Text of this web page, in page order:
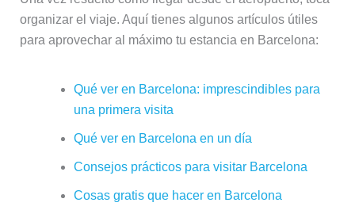
organizar el viaje. Aquí tienes algunos artículos útiles
para aprovechar al máximo tu estancia en Barcelona:
Qué ver en Barcelona: imprescindibles para
una primera visita
Qué ver en Barcelona en un día
Consejos prácticos para visitar Barcelona
Cosas gratis que hacer en Barcelona